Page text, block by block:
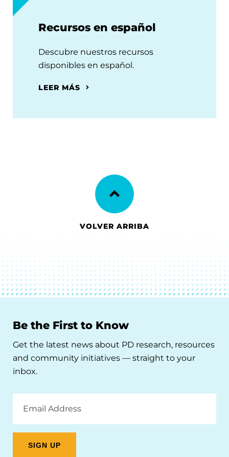
Recursos en español
Descubre nuestros recursos
disponibles en español.
LEER MÁS
VOLVER ARRIBA
Be the First to Know
Get the latest news about PD research, resources
and community initiatives — straight to your
inbox.
Address